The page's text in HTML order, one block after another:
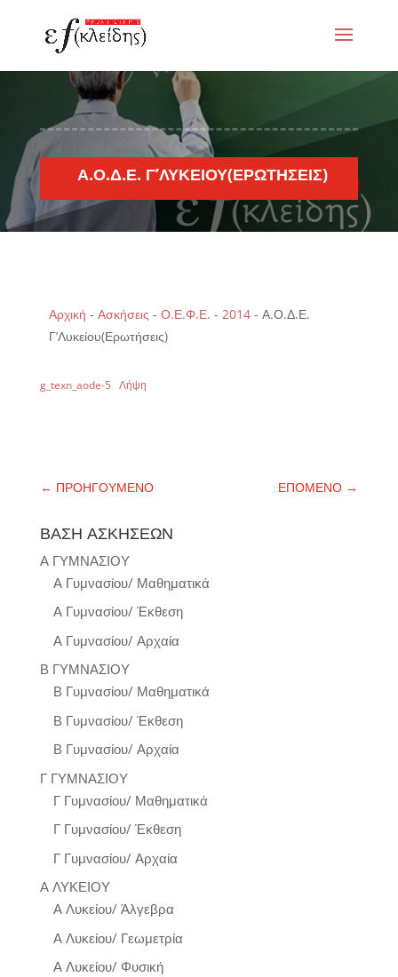
Α.Ο.Δ.Ε. Γ’ΛΥΚΕΊΟΥ(ΕΡΩΤΉΣΕΙΣ)
Αρχική - Ασκήσεις - Ο.Ε.Φ.Ε. - 2014- Α.Ο.Δ.Ε.
Γ’Λυκείου(Ερωτήσεις)
g_texn_aode-5 Λήψη
← ΠΡΟΗΓΟΥΜΕΝΟ ΕΠΟΜΕΝΟ →
ΒΑΣΗ ΑΣΚΗΣΕΩΝ
Α ΓΥΜΝΑΣΙΟΥ
Α Γυμνασίου/ Μαθηματικά
Α Γυμνασίου/ Έκθεση
Α Γυμνασίου/ Αρχαία
Β ΓΥΜΝΑΣΙΟΥ
Β Γυμνασίου/ Μαθηματικά
Β Γυμνασίου/ Έκθεση
Β Γυμνασίου/ Αρχαία
Γ ΓΥΜΝΑΣΙΟΥ
Γ Γυμνασίου/ Μαθηματικά
Γ Γυμνασίου/ Έκθεση
Γ Γυμνασίου/ Αρχαία
Α ΛΥΚΕΙΟΥ
Α Λυκείου/ Άλγεβρα
Α Λυκείου/ Γεωμετρία
Α Λυκείου/ Φυσική